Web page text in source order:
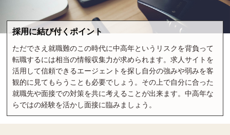
採用に結び付くポイント
ただでさえ就職難のこの時代に中高年というリスクを背負って
転職するには相当の情報収集力が求められます。求人サイトを
活用して信頼できるエージェントを探し自分の強みや弱みを客
観的に見てもらうことも必要でしょう。その上で自分に合った
就職先や面接での対策を共に考えることが出来ます。中高年な
らではの経験を活かし面接に臨みましょう。